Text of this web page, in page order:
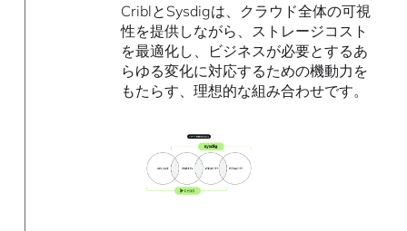
CriblとSysdigは、クラウド全体の可視
性を提供しながら、ストレージコスト
を最適化し、ビジネスが必要とするあ
らゆる変化に対応するための機動力を
もたらす、理想的な組み合わせです。